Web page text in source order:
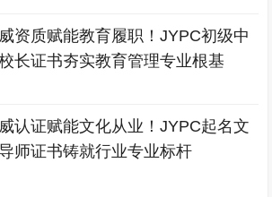
资质赋能教育履职！JYPC初级中
长证书夯实教育管理专业根基
认证赋能文化从业！JYPC起名文
师证书铸就行业专业标杆